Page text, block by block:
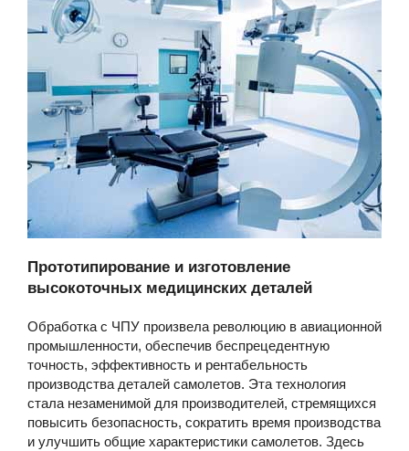
Прототипирование и изготовление
высокоточных медицинских деталей
Обработка с ЧПУ произвела революцию в авиационной
промышленности, обеспечив беспрецедентную
точность, эффективность и рентабельность
производства деталей самолетов. Эта технология
стала незаменимой для производителей, стремящихся
повысить безопасность, сократить время производства
и улучшить общие характеристики самолетов. Здесь